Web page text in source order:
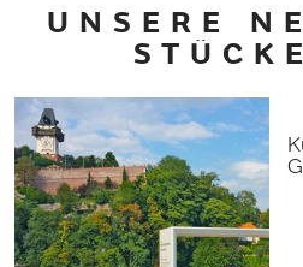
UNSERE